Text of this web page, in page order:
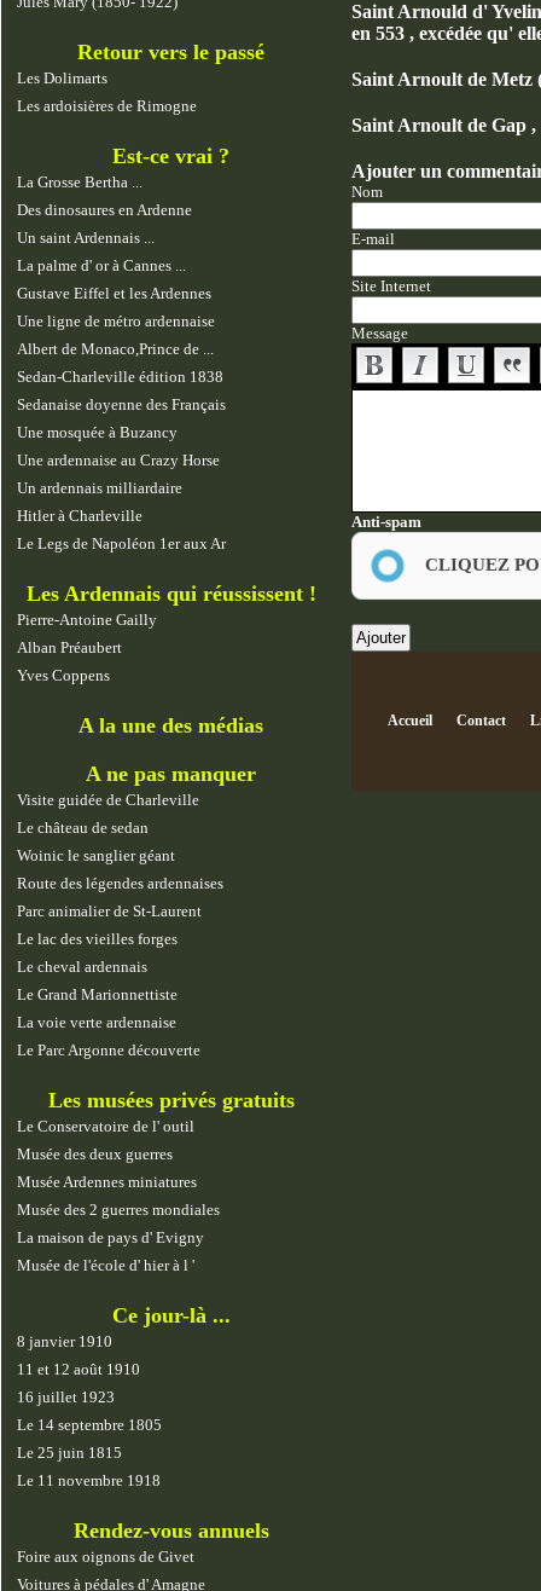
Retour vers le passé
Les Dolimarts
Les ardoisières de Rimogne
Est-ce vrai ?
La Grosse Bertha ...
Des dinosaures en Ardenne
Un saint Ardennais ...
La palme d' or à Cannes ...
Gustave Eiffel et les Ardennes
Une ligne de métro ardennaise
Albert de Monaco,Prince de ...
Sedan-Charleville édition 1838
Sedanaise doyenne des Français
Une mosquée à Buzancy
Une ardennaise au Crazy Horse
Un ardennais milliardaire
Hitler à Charleville
Le Legs de Napoléon 1er aux Ar
Les Ardennais qui réussissent !
Pierre-Antoine Gailly
Alban Préaubert
Yves Coppens
A la une des médias
A ne pas manquer
Visite guidée de Charleville
Le château de sedan
Woinic le sanglier géant
Route des légendes ardennaises
Parc animalier de St-Laurent
Le lac des vieilles forges
Le cheval ardennais
Le Grand Marionnettiste
La voie verte ardennaise
Le Parc Argonne découverte
Les musées privés gratuits
Le Conservatoire de l' outil
Musée des deux guerres
Musée Ardennes miniatures
Musée des 2 guerres mondiales
La maison de pays d' Evigny
Musée de l'école d' hier à l '
Ce jour-là ...
8 janvier 1910
11 et 12 août 1910
16 juillet 1923
Le 14 septembre 1805
Le 25 juin 1815
Le 11 novembre 1918
Rendez-vous annuels
Foire aux oignons de Givet
Voitures à pédales d' Amagne
Saint Arnould d'
en 553 , excédée qu'
Saint Arnoult de Metz
Saint Arnoult de Gap ,
Ajouter un
Nom
E-mail
Site Internet
Message
Anti-spam
CLIQUEZ
Accueil Contact